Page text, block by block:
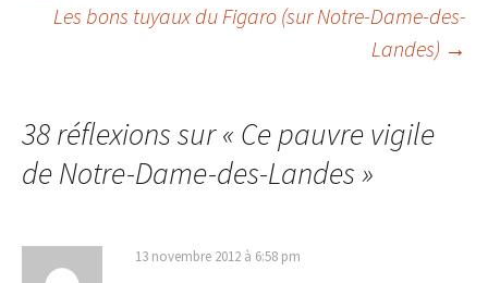
desLes bons tuyaux du Figaro (sur Notre-Dame-des-
Landes) →
38 réflexions sur « Ce pauvre vigile
de Notre-Dame-des-Landes»
13 novembre 2012 à 6:58 pm